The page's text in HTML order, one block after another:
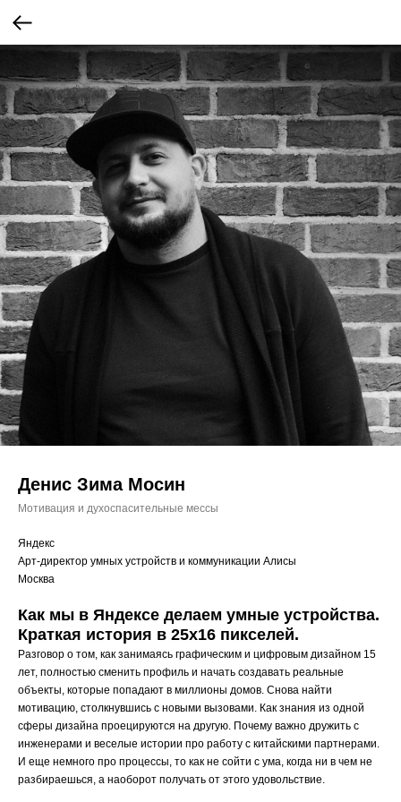
Денис Зима Мосин
Мотивация и духоспасительные мессы
Яндекс
Арт-директор умных устройств и коммуникации Алисы
Москва
Как мы в Яндексе делаем умные устройства.
Краткая история в 25х16 пикселей.
Разговор о том, как занимаясь графическим и цифровым дизайном 15
лет, полностью сменить профиль и начать создавать реальные
объекты, которые попадают в миллионы домов. Снова найти
мотивацию, столкнувшись с новыми вызовами. Как знания из одной
сферы дизайна проецируются на другую. Почему важно дружить с
инженерами и веселые истории про работу с китайскими партнерами.
И еще немного про процессы, то как не сойти с ума, когда ни в чем не
разбираешься, а наоборот получать от этого удовольствие.